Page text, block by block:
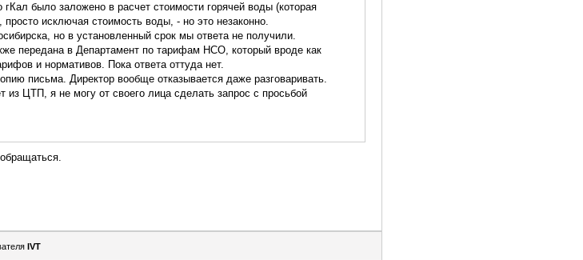
было заложено в расчет стоимости горячей воды (которая
исключая стоимость воды, - но это незаконно.
но в установленный срок мы ответа не получили.
передана в Департамент по тарифам НСО, который вроде как
и нормативов. Пока ответа оттуда нет.
письма. Директор вообще отказывается даже разговаривать.
из ЦТП, я не могу от своего лица сделать запрос с просьбой
IVT